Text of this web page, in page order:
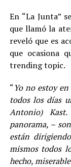
En “La Junta”
que llamó la
reveló que es
que ocasiona
trending topic.
“Yo no estoy
todos los días
Antonio)
panorama, –
están
mismos todos
hecho,